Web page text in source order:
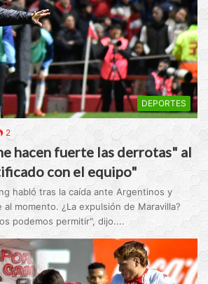
DEPORTES
2
hacen fuerte las derrotas" al
con el equipo"
habló tras la caída ante Argentinos y
momento. ¿La expulsión de Maravilla?
podemos permitir", dijo....